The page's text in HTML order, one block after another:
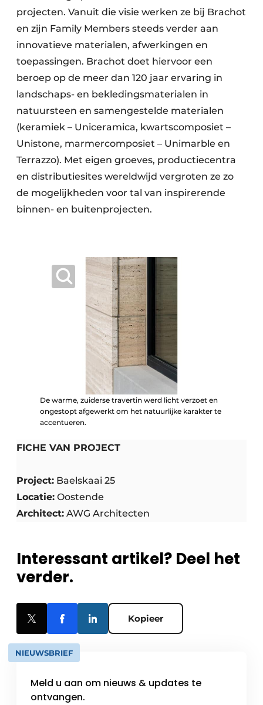
projecten. Vanuit die visie werken ze bij Brachot
en zijn Family Members steeds verder aan
innovatieve materialen, afwerkingen en
toepassingen. Brachot doet hiervoor een
beroep op de meer dan 120 jaar ervaring in
landschaps- en bekledingsmaterialen in
natuursteen en samengestelde materialen
(keramiek – Uniceramica, kwartscomposiet –
Unistone, marmercomposiet – Unimarble en
Terrazzo). Met eigen groeves, productiecentra
en distributiesites wereldwijd vergroten ze zo
de mogelijkheden voor tal van inspirerende
binnen- en buitenprojecten.
De warme, zuiderse travertin werd licht verzoet en
ongestopt afgewerkt om het natuurlijke karakter te
accentueren.
FICHE VAN PROJECT
Project: Baelskaai 25
Locatie: Oostende
Architect: AWG Architecten
Interessant artikel? Deel het
verder.
Kopieer
NIEUWSBRIEF
Meld u aan om nieuws & updates te
ontvangen.